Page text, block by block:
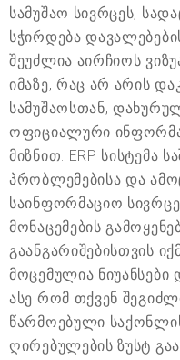
სამუშაო სივრცეს,
სჭირდება
შეუძლია აირჩიოს
იმაზე, რაც არ არის
სამუშაოსთან,
ოფიციალური
მიზნით. ERP სისტემა
პრობლემებისა და
საინფორმაციო
მონაცემების
გაანგარიშებისთვის
მოცემულია ნიუანსები
ასე რომ თქვენ
წარმოებული
ღირებულების ზუსტ